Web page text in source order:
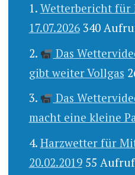
Wetterbericht für
17.07.2026 340
Das
gibt weiter Vollgas
Das
macht eine kleine
Harzwetter für
20.02.2019 55